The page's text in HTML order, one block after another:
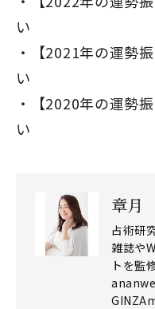
い
【2021年の運勢
い
【2020年の運勢
い
章月
占術研
雑誌や
トを監